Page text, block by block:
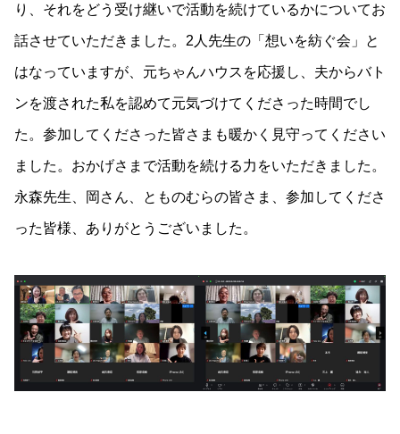
り、それをどう受け継いで活動を続けているかについてお
話させていただきました。2人先生の「想いを紡ぐ会」と
はなっていますが、元ちゃんハウスを応援し、夫からバト
ンを渡された私を認めて元気づけてくださった時間でし
た。参加してくださった皆さまも暖かく見守ってください
ました。おかげさまで活動を続ける力をいただきました。
永森先生、岡さん、とものむらの皆さま、参加してくださ
った皆様、ありがとうございました。